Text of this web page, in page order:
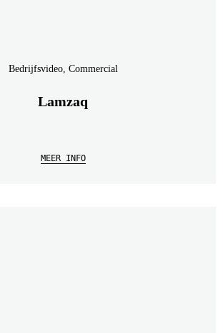
Bedrijfsvideo, Commercial
Lamzaq
MEER INFO